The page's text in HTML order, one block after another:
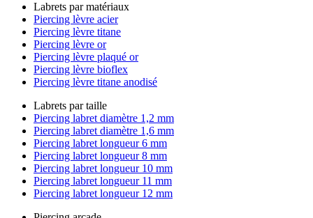
Labrets par matériaux
Piercing lèvre acier
Piercing lèvre titane
Piercing lèvre or
Piercing lèvre plaqué or
Piercing lèvre bioflex
Piercing lèvre titane anodisé
Labrets par taille
Piercing labret diamètre 1,2 mm
Piercing labret diamètre 1,6 mm
Piercing labret longueur 6 mm
Piercing labret longueur 8 mm
Piercing labret longueur 10 mm
Piercing labret longueur 11 mm
Piercing labret longueur 12 mm